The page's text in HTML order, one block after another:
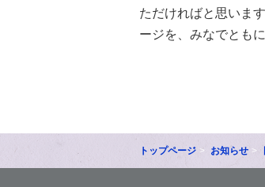
ただければと思いま
ージを、みなでとも
トップページ お知らせ